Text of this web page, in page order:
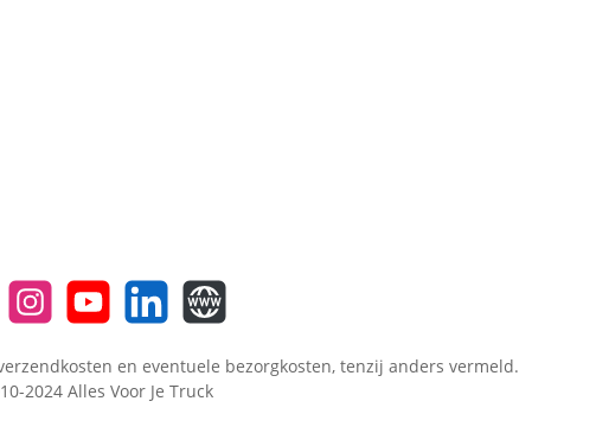
en eventuele bezorgkosten, tenzij anders vermeld.
2024 Alles Voor Je Truck